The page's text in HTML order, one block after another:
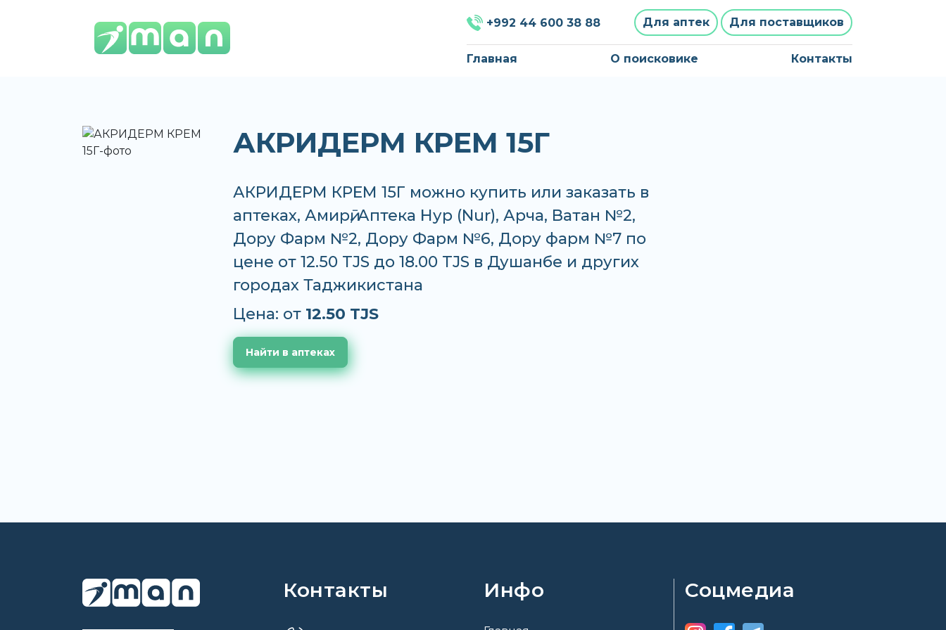
+992 44 600 38 88 Для аптек Для поставщиков
Главная О поисковике Контакты
АКРИДЕРМ КРЕМ 15Г
АКРИДЕРМ КРЕМ 15Г можно купить или заказать в
аптеках, Амирӣ, Аптека Нур (Nur), Арча, Ватан №2,
Дору Фарм №2, Дору Фарм №6, Дору фарм №7 по
цене от 12.50 TJS до 18.00 TJS в Душанбе и других
городах Таджикистана
Цена: от 12.50 TJS
Найти в аптеках
Контакты Инфо Соцмедиа